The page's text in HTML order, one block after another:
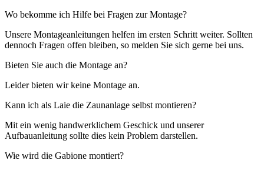
Wo bekomme ich Hilfe bei Fragen zur Montage?
Unsere Montageanleitungen helfen im ersten Schritt weiter. Sollten
dennoch Fragen offen bleiben, so melden Sie sich gerne bei uns.
Bieten Sie auch die Montage an?
Leider bieten wir keine Montage an.
Kann ich als Laie die Zaunanlage selbst montieren?
Mit ein wenig handwerklichem Geschick und unserer
Aufbauanleitung sollte dies kein Problem darstellen.
Wie wird die Gabione montiert?